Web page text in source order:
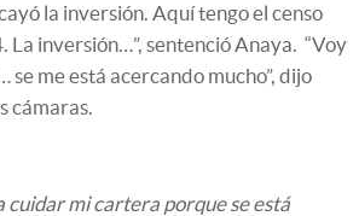
la inversión. Aquí tengo el censo
La inversión…”, sentenció Anaya. “Voy
me está acercando mucho”, dijo
cámaras.
cuidar mi cartera porque se está